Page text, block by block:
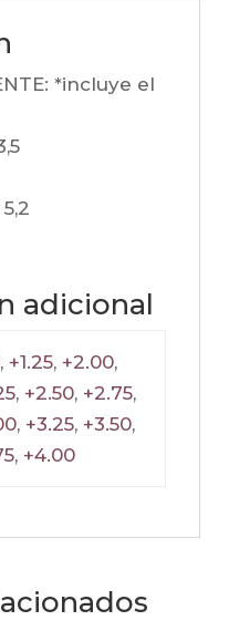
*incluye el
adicional
, +1.25, +2.00,
, +2.50, +2.75,
, +3.25, +3.50,
, +4.00